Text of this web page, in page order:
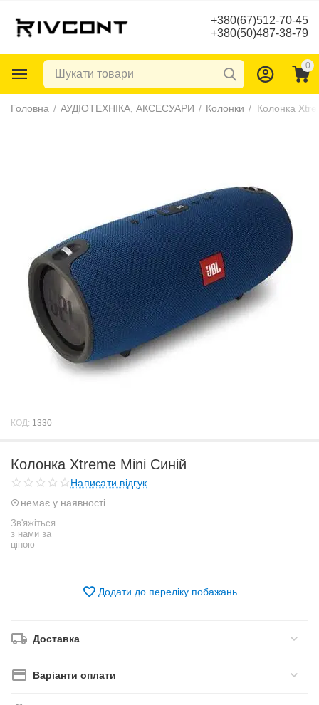
+380(67)512-70-45
+380(50)487-38-79
0
Головна / АУДІОТЕХНІКА, АКСЕСУАРИ / Колонки / Колонка
КОД: 1330
Колонка Xtreme Mini Синій
Написати відгук
немає у наявності
Зв'яжіться
з нами за
ціною
Додати до переліку побажань
Доставка
Варіанти оплати